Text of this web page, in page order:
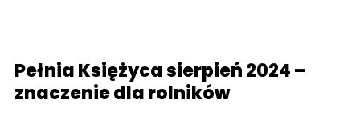
Pełnia Księżyca sierpień 2024 –
znaczenie dla rolników